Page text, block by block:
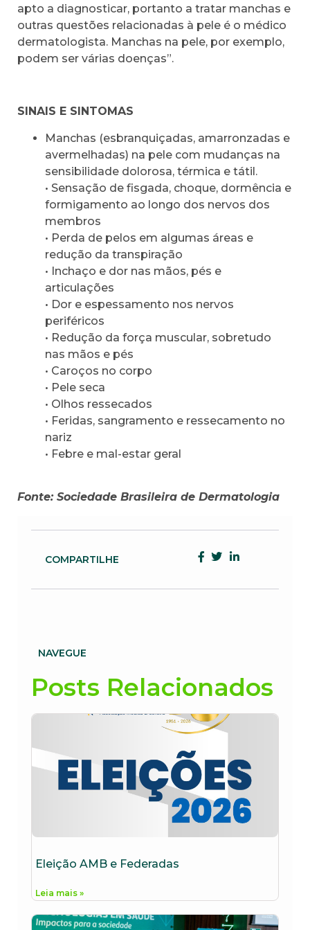
apto a diagnosticar, portanto a tratar manchas e
outras questões relacionadas à pele é o médico
dermatologista. Manchas na pele, por exemplo,
podem ser várias doenças”.
SINAIS E SINTOMAS
Manchas (esbranquiçadas, amarronzadas e
avermelhadas) na pele com mudanças na
sensibilidade dolorosa, térmica e tátil.
• Sensação de fisgada, choque, dormência e
formigamento ao longo dos nervos dos
membros
• Perda de pelos em algumas áreas e
redução da transpiração
• Inchaço e dor nas mãos, pés e
articulações
• Dor e espessamento nos nervos
periféricos
• Redução da força muscular, sobretudo
nas mãos e pés
• Caroços no corpo
• Pele seca
• Olhos ressecados
• Feridas, sangramento e ressecamento no
nariz
• Febre e mal-estar geral
Fonte: Sociedade Brasileira de Dermatologia
COMPARTILHE
NAVEGUE
Posts Relacionados
Eleição AMB e Federadas
Leia mais »